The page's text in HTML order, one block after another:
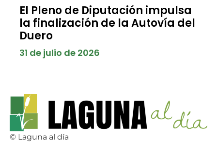
El Pleno de Diputación impulsa
la finalización de la Autovía del
Duero
31 de julio de 2026
© Laguna al día